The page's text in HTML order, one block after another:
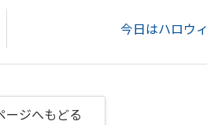
今日はハロウ
ージへもどる